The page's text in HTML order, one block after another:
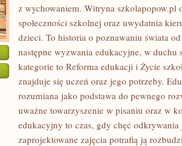
z wychowaniem. Witryna szkolapopow.pl
społeczności szkolnej oraz uwydatnia
dzieci. To historia o poznawaniu świata
następne wyzwania edukacyjne, w
kategorie to Reforma edukacji i Życie
znajduje się uczeń oraz jego potrzeby.
rozumiana jako podstawa do pewnego
uważne towarzyszenie w pisaniu oraz w
edukacyjny to czas, gdy chęć odkrywania
zaprojektowane zajęcia potrafią ją